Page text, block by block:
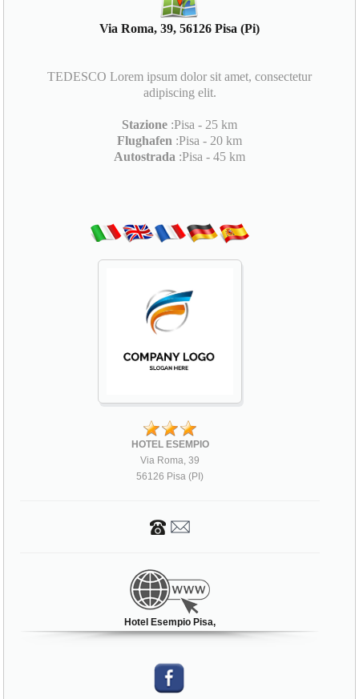
Via Roma, 39, 56126 Pisa (Pi)
TEDESCO Lorem ipsum dolor sit amet, consectetur
adipiscing elit.
Stazione :Pisa - 25 km
Flughafen :Pisa - 20 km
Autostrada :Pisa - 45 km
HOTEL ESEMPIO
Via Roma, 39
56126 Pisa (PI)
Hotel Esempio Pisa,